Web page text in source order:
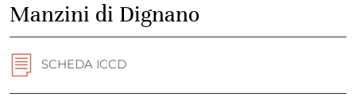
Manzini di Dignano
SCHEDA ICCD